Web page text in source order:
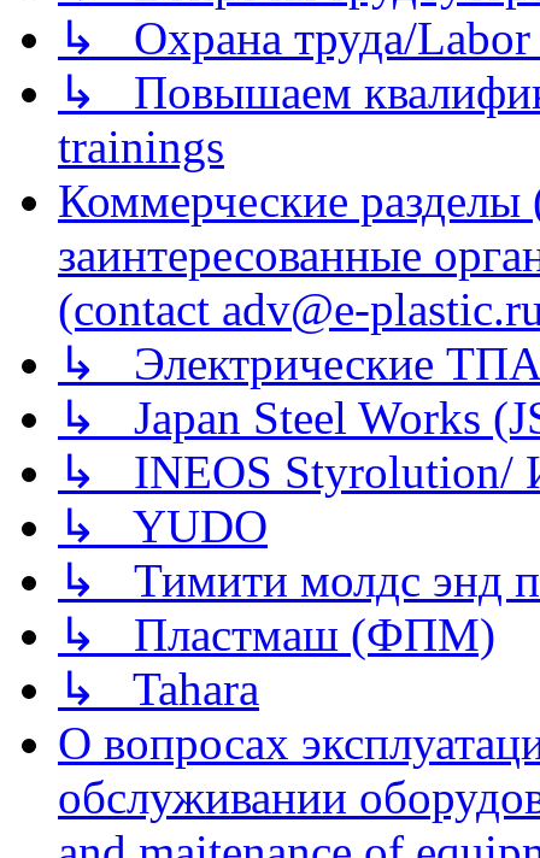
↳ Охрана труда/Labor
↳ Повышаем
trainings
Коммерческие
заинтересованные
(contact adv@e-
↳ Электрические
↳ Japan Steel Works
↳ INEOS
↳ YUDO
↳ Тимити молдс энд
↳ Пластмаш (ФПМ)
↳ Tahara
О вопросах
обслуживании